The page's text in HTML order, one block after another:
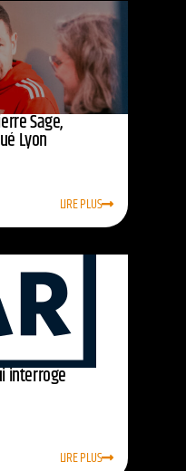
Sage,
Lyon
LIRE PLUS
interroge
LIRE PLUS